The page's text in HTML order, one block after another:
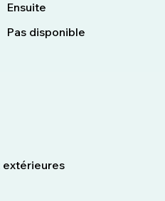
Ensuite
Pas disponible
extérieures